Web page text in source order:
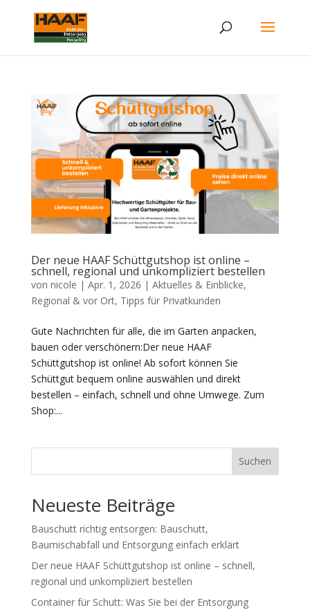
Der neue HAAF Schüttgutshop ist online –
schnell, regional und unkompliziert bestellen
von nicole | Apr. 1, 2026 | Aktuelles & Einblicke,
Regional & vor Ort, Tipps für Privatkunden
Gute Nachrichten für alle, die im Garten anpacken,
bauen oder verschönern:Der neue HAAF
Schüttgutshop ist online! Ab sofort können Sie
Schüttgut bequem online auswählen und direkt
bestellen – einfach, schnell und ohne Umwege. Zum
Shop:...
Suchen
Neueste Beiträge
Bauschutt richtig entsorgen: Bauschutt,
Baumischabfall und Entsorgung einfach erklärt
Der neue HAAF Schüttgutshop ist online – schnell,
regional und unkompliziert bestellen
Container für Schutt: Was Sie bei der Entsorgung